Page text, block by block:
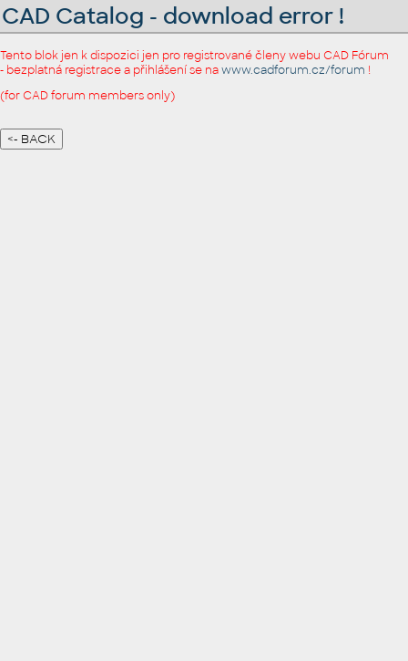
CAD Catalog - download error !
Tento blok jen k dispozici jen pro registrované členy webu CAD Fórum
- bezplatná registrace a přihlášení se nawww.cadforum.cz/forum !
(for CAD forum members only)